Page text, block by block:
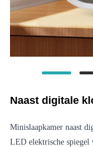
Naast digitale
Minislaapkamer naast
LED elektrische